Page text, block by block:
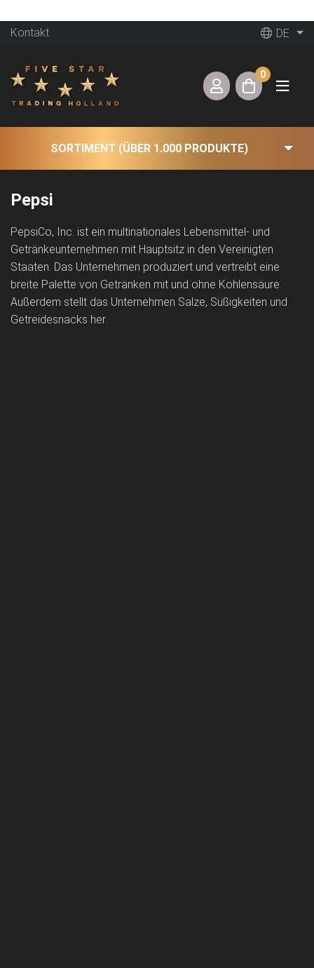
Kontakt DE
0
SORTIMENT (ÜBER 1.000 PRODUKTE)
Pepsi
PepsiCo, Inc. ist ein multinationales Lebensmittel- und
Getränkeunternehmen mit Hauptsitz in den Vereinigten
Staaten. Das Unternehmen produziert und vertreibt eine
breite Palette von Getränken mit und ohne Kohlensäure.
Außerdem stellt das Unternehmen Salze, Süßigkeiten und
Getreidesnacks her.